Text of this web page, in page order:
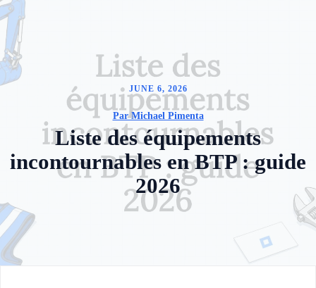
JUNE 6, 2026
Par Michael Pimenta
Liste des équipements
incontournables en BTP : guide
2026